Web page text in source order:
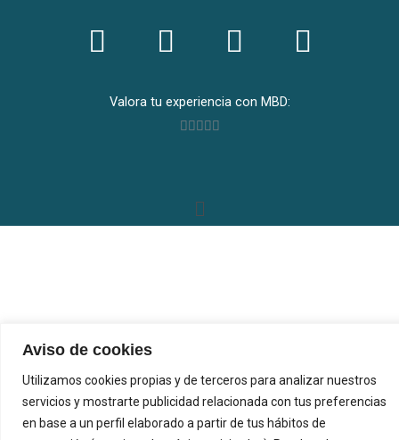
Aviso de cookies
Utilizamos cookies propias y de terceros para analizar nuestros
servicios y mostrarte publicidad relacionada con tus preferencias
en base a un perfil elaborado a partir de tus hábitos de
F
a
c
I
n
t
L
i
k
W
h
Valora tu experiencia con MBD:
    
Valorado
con
Menú